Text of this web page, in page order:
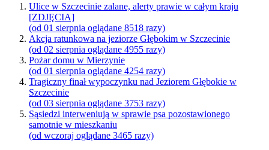
Ulice w Szczecinie zalane, alerty prawie w całym kraju
[ZDJĘCIA]
(od 01 sierpnia oglądane 8518 razy)
Akcja ratunkowa na jeziorze Głębokim w Szczecinie
(od 02 sierpnia oglądane 4955 razy)
Pożar domu w Mierzynie
(od 01 sierpnia oglądane 4254 razy)
Tragiczny finał wypoczynku nad Jeziorem Głębokie w
Szczecinie
(od 03 sierpnia oglądane 3753 razy)
Sąsiedzi interweniują w sprawie psa pozostawionego
samotnie w mieszkaniu
(od wczoraj oglądane 3465 razy)